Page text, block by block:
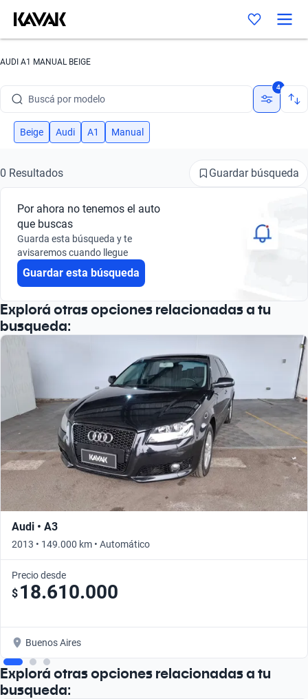
AUDI A1 MANUAL BEIGE
Buscá por modelo
Buscá por versión
Buscá por marca
Buscá por modelo
Buscá por versión
4
Beige Audi A1 Manual
0 Resultados Guardar búsqueda
Por ahora no tenemos el auto
que buscas
Guarda esta búsqueda y te
avisaremos cuando llegue
Guardar esta búsqueda
Explorá otras opciones relacionadas a tu
busqueda:
Audi • A3
2013 • 149.000 km • Automático
Precio desde
$ 18.610.000
Buenos Aires
Explorá otras opciones relacionadas a tu
busqueda: